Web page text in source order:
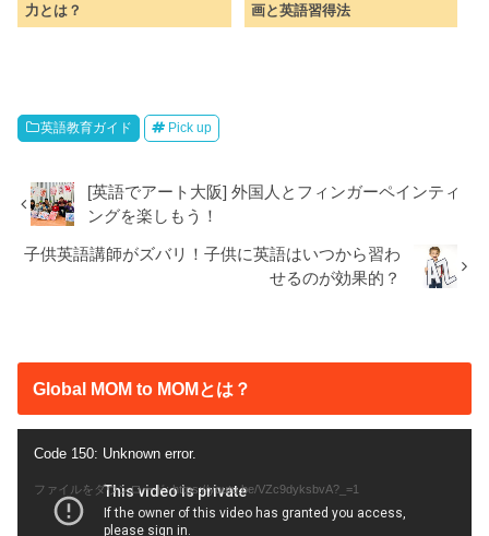
力とは？
画と英語習得法
英語教育ガイド Pick up
[英語でアート大阪] 外国人とフィンガーペインティ
ングを楽しもう！
子供英語講師がズバリ！子供に英語はいつから習わ
せるのが効果的？
Global MOM to MOMとは？
Code 150: Unknown error.
ファイルをダウンロード: https://youtu.be/VZc9dyksbvA?_=1